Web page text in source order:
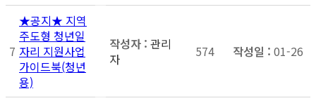
7
★공지★ 지역
주도형 청년일
자리 지원사업
가이드북(청년
용)
관리
자
574 01-26